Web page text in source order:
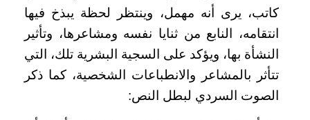
كاتب، يرى أنه مهمل، وينتظر لحظة يبذخ فيها
انتقامه، النابع من ثنايا نفسه ومشاعرها، وتأثير
النشأة بها، ويؤكد على السجية البشرية تلك، التي
تتأثر بالمشاعر والانطباعات الشخصية، كما ذكر
الصوت السردي لبطل النص: